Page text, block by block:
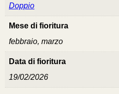
Doppio
Mese di fioritura
febbraio, marzo
Data di fioritura
19/02/2026